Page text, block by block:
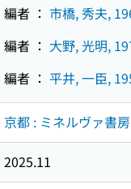
編者 ： 市橋, 秀夫,
編者 ： 大野, 光明,
編者 ： 平井, 一臣,
京都 : ミネルヴァ書
2025.11